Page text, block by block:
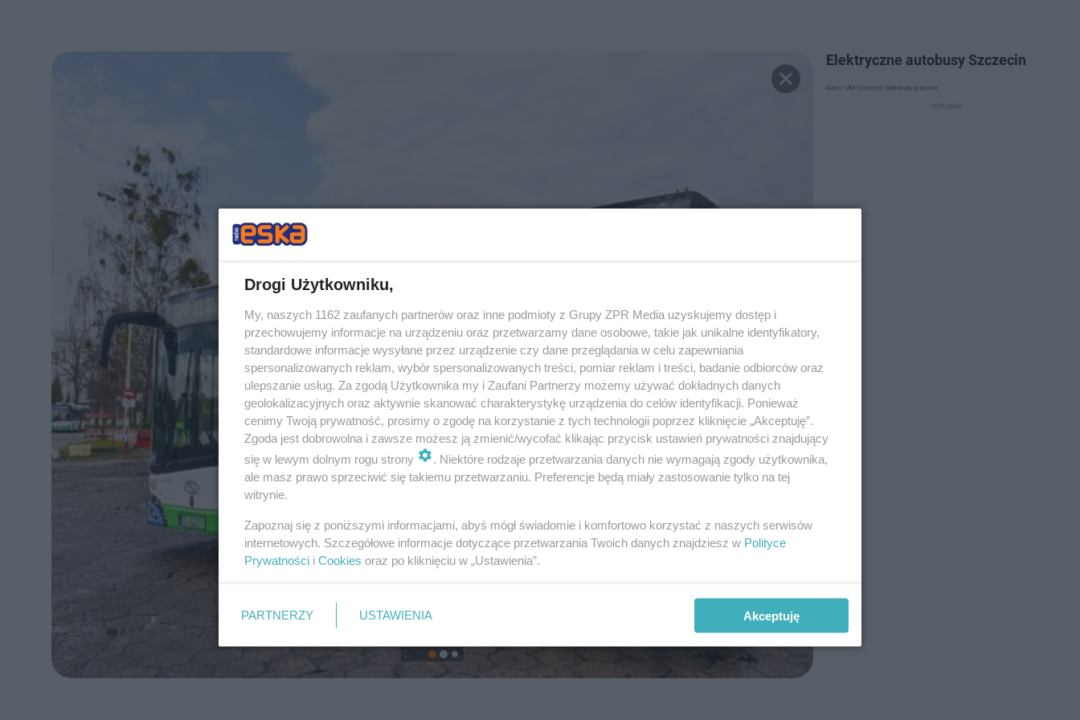
Elektryczne autobusy Szczecin
Autor: UM Szczecin/ Materiały prasowe
Drogi Użytkowniku,
My, naszych 1162 zaufanych partnerów oraz inne podmioty z Grupy ZPR Media uzyskujemy dostęp i
przechowujemy informacje na urządzeniu oraz przetwarzamy dane osobowe, takie jak unikalne identyfikatory,
standardowe informacje wysyłane przez urządzenie czy dane przeglądania w celu zapewniania
spersonalizowanych reklam, wybór spersonalizowanych treści, pomiar reklam i treści, badanie odbiorców oraz
ulepszanie usług. Za zgodą Użytkownika my i Zaufani Partnerzy możemy używać dokładnych danych
geolokalizacyjnych oraz aktywnie skanować charakterystykę urządzenia do celów identyfikacji. Ponieważ
cenimy Twoją prywatność, prosimy o zgodę na korzystanie z tych technologii poprzez kliknięcie „Akceptuję”.
Zgoda jest dobrowolna i zawsze możesz ją zmienić/wycofać klikając przycisk ustawień prywatności znajdujący
się w lewym dolnym rogu strony
. Niektóre rodzaje przetwarzania danych nie wymagają zgody użytkownika,
ale masz prawo sprzeciwić się takiemu przetwarzaniu. Preferencje będą miały zastosowanie tylko na tej
witrynie.
Zapoznaj się z poniższymi informacjami, abyś mógł świadomie i komfortowo korzystać z naszych serwisów
internetowych. Szczegółowe informacje dotyczące przetwarzania Twoich danych znajdziesz w Polityce
Prywatności i Cookies oraz po kliknięciu w „Ustawienia”.
PARTNERZY USTAWIENIA Akceptuję